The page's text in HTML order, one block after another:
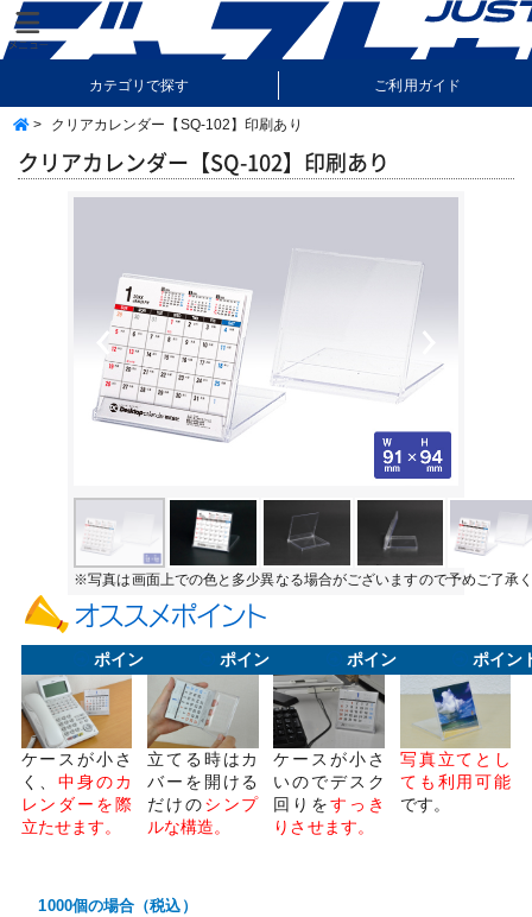
カテゴリで探す ご利用ガイド
納期・送料について
> クリアカレンダー【SQ-102】印刷あり
クリアカレンダー【SQ-102】印刷あり
Previous
※写真は画面上での色と多少異なる場合がございますので予めご了承
ポイント1
ケースが小さ
く、中身のカ
レンダーを際
立たせます。
ポイント2
立てる時はカ
バーを開ける
だけのシンプ
ルな構造。
ポイント3
ケースが小さ
いのでデスク
回りをすっき
りさせます。
ポイン
写真立てとし
ても利用可能
です。
1000個の場合（税込）